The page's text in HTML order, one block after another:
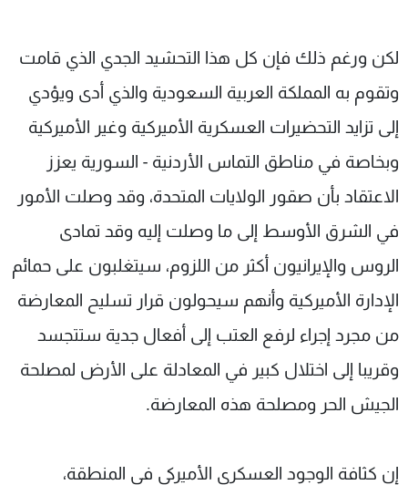
لكن ورغم ذلك فإن كل هذا التحشيد الجدي الذي قامت
وتقوم به المملكة العربية السعودية والذي أدى ويؤدي
إلى تزايد التحضيرات العسكرية الأميركية وغير الأميركية
وبخاصة في مناطق التماس الأردنية - السورية يعزز
الاعتقاد بأن صقور الولايات المتحدة، وقد وصلت الأمور
في الشرق الأوسط إلى ما وصلت إليه وقد تمادى
الروس والإيرانيون أكثر من اللزوم، سيتغلبون على حمائم
الإدارة الأميركية وأنهم سيحولون قرار تسليح المعارضة
من مجرد إجراء لرفع العتب إلى أفعال جدية ستتجسد
وقريبا إلى اختلال كبير في المعادلة على الأرض لمصلحة
الجيش الحر ومصلحة هذه المعارضة.
إن كثافة الوجود العسكري الأميركي في المنطقة،